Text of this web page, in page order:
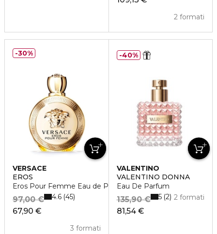
2 formati
VERSACE
EROS
Eros Pour Femme Eau de Parfum
67,90 €
97,00 €
3 formati
4.6 45
30%
VALENTINO
VALENTINO DONNA
Eau De Parfum
81,54 €
135,90 € 2 formati
5 2
40%